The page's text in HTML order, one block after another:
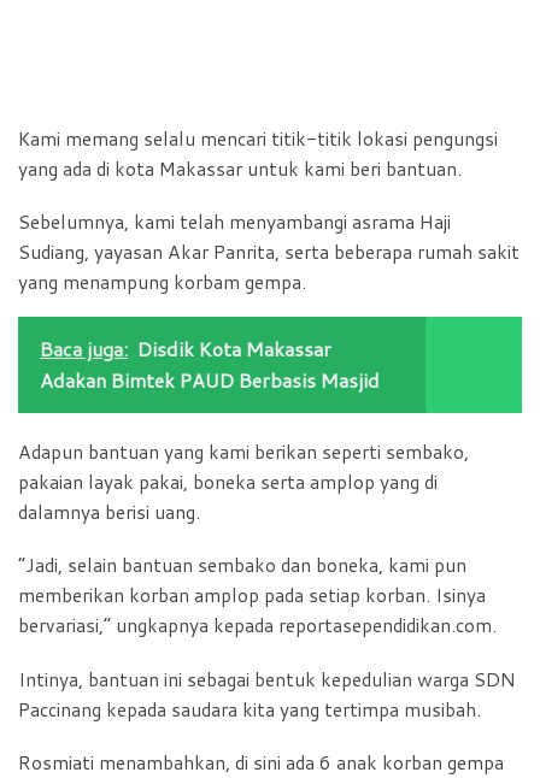
Kami memang selalu mencari titik-titik lokasi pengungsi
yang ada di kota Makassar untuk kami beri bantuan.
Sebelumnya, kami telah menyambangi asrama Haji
Sudiang, yayasan Akar Panrita, serta beberapa rumah sakit
yang menampung korbam gempa.
Baca juga: Disdik Kota Makassar
Adakan Bimtek PAUD Berbasis Masjid
Adapun bantuan yang kami berikan seperti sembako,
pakaian layak pakai, boneka serta amplop yang di
dalamnya berisi uang.
“Jadi, selain bantuan sembako dan boneka, kami pun
memberikan korban amplop pada setiap korban. Isinya
bervariasi,” ungkapnya kepada reportasependidikan.com.
Intinya, bantuan ini sebagai bentuk kepedulian warga SDN
Paccinang kepada saudara kita yang tertimpa musibah.
Rosmiati menambahkan, di sini ada 6 anak korban gempa